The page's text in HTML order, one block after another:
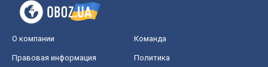
О компании Команда
Правовая информация
Политика